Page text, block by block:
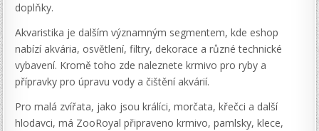
doplňky.
Akvaristika je dalším významným segmentem, kde eshop
nabízí akvária, osvětlení, filtry, dekorace a různé technické
vybavení. Kromě toho zde naleznete krmivo pro ryby a
přípravky pro úpravu vody a čištění akvárií.
Pro malá zvířata, jako jsou králíci, morčata, křečci a další
hlodavci, má ZooRoyal připraveno krmivo, pamlsky, klece,